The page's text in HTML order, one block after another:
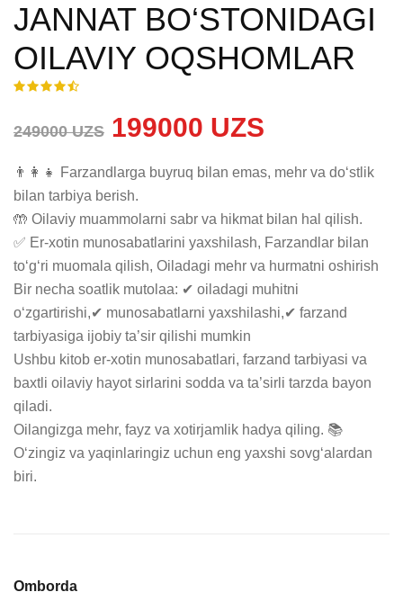
JANNAT BO‘STONIDAGI
OILAVIY OQSHOMLAR
249000 UZS 199000 UZS
👨‍👩‍👧 Farzandlarga buyruq bilan emas, mehr va do‘stlik
bilan tarbiya berish.
🤲 Oilaviy muammolarni sabr va hikmat bilan hal qilish.
✅ Er-xotin munosabatlarini yaxshilash, Farzandlar bilan
to‘g‘ri muomala qilish, Oiladagi mehr va hurmatni oshirish
Bir necha soatlik mutolaa: ✔ oiladagi muhitni
o‘zgartirishi,✔ munosabatlarni yaxshilashi,✔ farzand
tarbiyasiga ijobiy ta’sir qilishi mumkin
Ushbu kitob er-xotin munosabatlari, farzand tarbiyasi va
baxtli oilaviy hayot sirlarini sodda va ta’sirli tarzda bayon
qiladi.
Oilangizga mehr, fayz va xotirjamlik hadya qiling. 📚
O‘zingiz va yaqinlaringiz uchun eng yaxshi sovg‘alardan
biri.
Omborda